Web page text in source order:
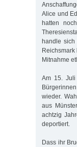
Alice und
hatten
handle sich
Mitnahme
Am 15.
wieder.
aus
achtzig
deportiert.
Dass ihr